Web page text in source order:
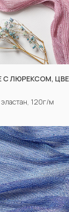
С ЛЮРЕКСОМ,
120г/м
наши менеджеры
и ответят на все
конфиденциальности